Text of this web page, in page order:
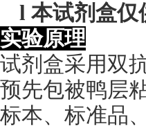
l 本试剂盒仅
实验原理
试剂盒采用双
预先包被鸭层
标本、标准品